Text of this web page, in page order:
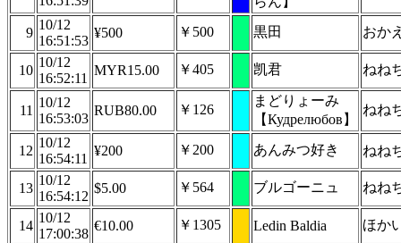
9
10/12
16:51:53
¥500 ￥500 黒田 おか
10
10/12
16:52:11
MYR15.00 ￥405 凯君 ねね
11
10/12
16:53:03
RUB80.00 ￥126
まどりょーみ
【Кудрелюбов】
ねね
12
10/12
16:54:11
¥200 ￥200 あんみつ好き ねね
13
10/12
16:54:12
$5.00 ￥564 ブルゴーニュ ねね
14
10/12
17:00:38
€10.00 ￥1305 Ledin Baldia ほか